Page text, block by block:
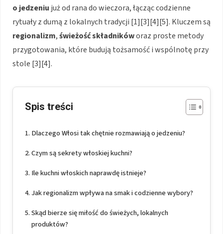
o jedzeniu już od rana do wieczora, łącząc codzienne
rytuały z dumą z lokalnych tradycji [1][3][4][5]. Kluczem są
regionalizm,świeżość składnikóworaz proste metody
przygotowania, które budują tożsamość i wspólnotę przy
stole [3][4].
Spis treści
Dlaczego Włosi tak chętnie rozmawiają o jedzeniu?
Czym są sekrety włoskiej kuchni?
Ile kuchni włoskich naprawdę istnieje?
Jak regionalizm wpływa na smak i codzienne wybory?
Skąd bierze się miłość do świeżych, lokalnych
produktów?